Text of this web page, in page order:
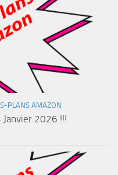
PLANS AMAZON
Janvier 2026 !!!